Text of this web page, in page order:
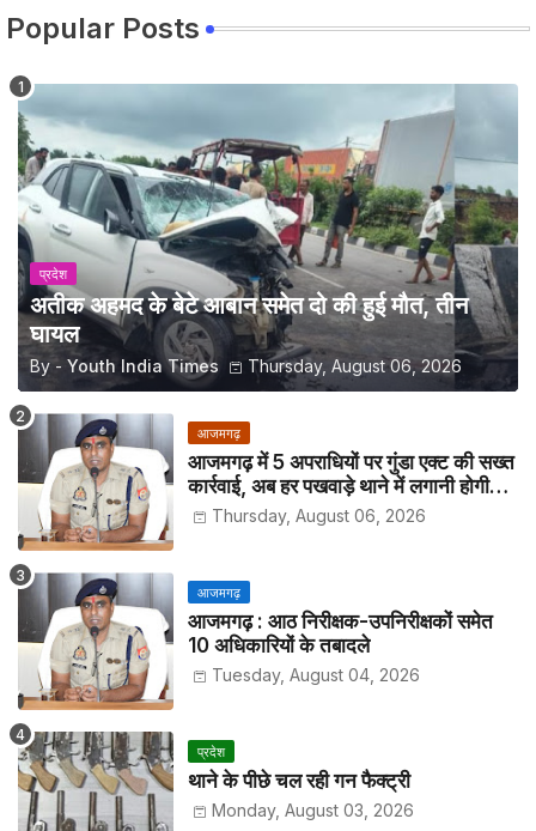
Popular Posts
प्रदेश
अतीक अहमद के बेटे आबान समेत दो की हुई मौत, तीन
घायल
By - Youth India Times Thursday, August 06, 2026
आजमगढ़
आजमगढ़ में 5 अपराधियों पर गुंडा एक्ट की सख्त
कार्रवाई, अब हर पखवाड़े थाने में लगानी होगी
हाजिरीThursday, August 06, 2026
आजमगढ़
आजमगढ़ : आठ निरीक्षक-उपनिरीक्षकों समेत
10 अधिकारियों के तबादले
Tuesday, August 04, 2026
प्रदेश
थाने के पीछे चल रही गन फैक्ट्री
Monday, August 03, 2026